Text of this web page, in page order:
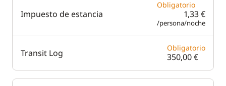
Impuesto de estancia
Obligatorio
1,33 €
/persona/noche
Transit Log Obligatorio
350,00 €